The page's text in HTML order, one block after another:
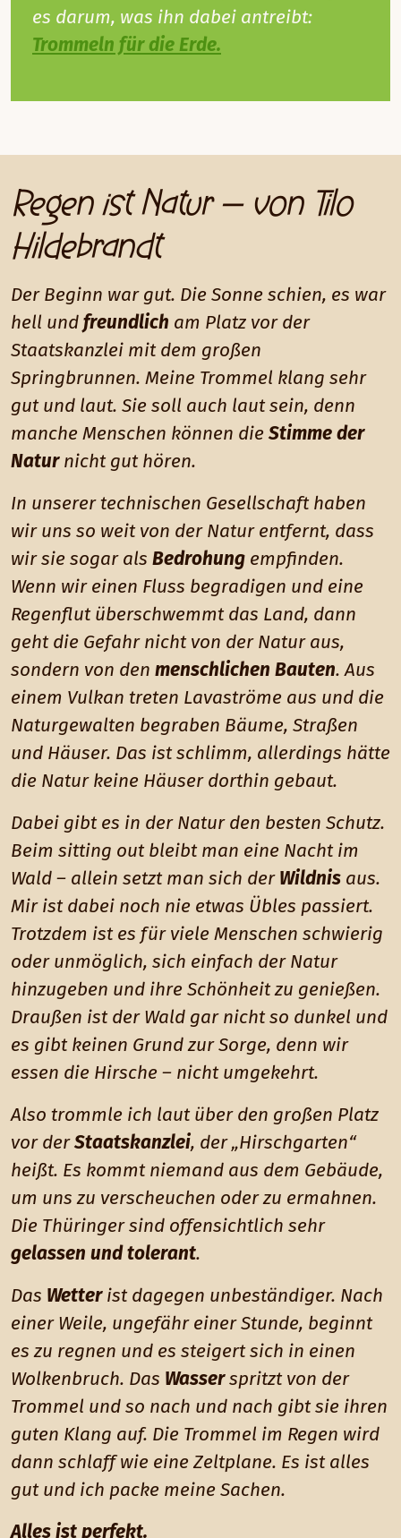
es darum, was ihn dabei antreibt:
Trommeln für die Erde.
Regen ist Natur – von Tilo
Hildebrandt
Der Beginn war gut. Die Sonne schien, es war
hell und freundlich am Platz vor der
Staatskanzlei mit dem großen
Springbrunnen. Meine Trommel klang sehr
gut und laut. Sie soll auch laut sein, denn
manche Menschen können die Stimme der
Naturnicht gut hören.
In unserer technischen Gesellschaft haben
wir uns so weit von der Natur entfernt, dass
wir sie sogar als Bedrohung empfinden.
Wenn wir einen Fluss begradigen und eine
Regenflut überschwemmt das Land, dann
geht die Gefahr nicht von der Natur aus,
sondern von den menschlichen Bauten. Aus
einem Vulkan treten Lavaströme aus und die
Naturgewalten begraben Bäume, Straßen
und Häuser. Das ist schlimm, allerdings hätte
die Natur keine Häuser dorthin gebaut.
Dabei gibt es in der Natur den besten Schutz.
Beim sitting outbleibt man eine Nacht im
Wald – allein setzt man sich der Wildnis aus.
Mir ist dabei noch nie etwas Übles passiert.
Trotzdem ist es für viele Menschen schwierig
oder unmöglich, sich einfach der Natur
hinzugeben und ihre Schönheit zu genießen.
Draußen ist der Wald gar nicht so dunkel und
es gibt keinen Grund zur Sorge, denn wir
essen die Hirsche – nicht umgekehrt.
Also trommle ich laut über den großen Platz
vor der Staatskanzlei, der „Hirschgarten“
heißt. Es kommt niemand aus dem Gebäude,
um uns zu verscheuchen oder zu ermahnen.
Die Thüringer sind offensichtlich sehr
gelassen und tolerant.
Das Wetterist dagegen unbeständiger. Nach
einer Weile, ungefähr einer Stunde, beginnt
es zu regnen und es steigert sich in einen
Wolkenbruch. Das Wasserspritzt von der
Trommel und so nach und nach gibt sie ihren
guten Klang auf. Die Trommel im Regen wird
dann schlaff wie eine Zeltplane. Es ist alles
gut und ich packe meine Sachen.
Alles ist perfekt.